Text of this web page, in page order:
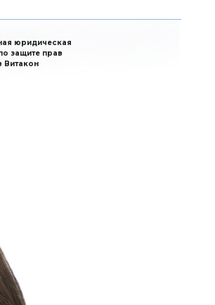
юридическая
защите прав
Витакон